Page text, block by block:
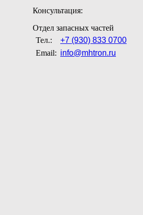
Консультация:
Отдел запасных частей
Тел.:
+7 (930) 833 0700
Email: info@mhtron.ru